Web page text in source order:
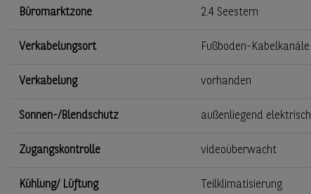
Büromarktzone 2.4 Seestern
Verkabelungsort Fußboden-Kabelkanäle
Verkabelung vorhanden
Sonnen-/Blendschutz außenliegend elektrisch
Zugangskontrolle videoüberwacht
Kühlung/ Lüftung Teilklimatisierung